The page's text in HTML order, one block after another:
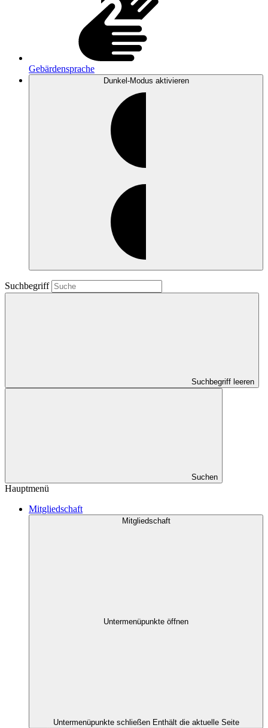
Gebärdensprache
Dunkel-Modus aktivieren
Suchbegriff
Suchbegriff leeren
Suchen
Hauptmenü
Mitgliedschaft
Mitgliedschaft
Untermenüpunkte öffnen
Untermenüpunkte schließen Enthält die aktuelle Seite